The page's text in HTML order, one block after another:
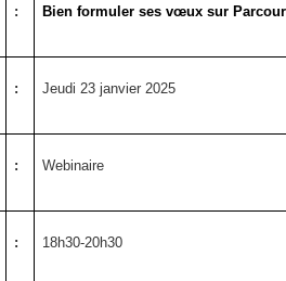
: Bien formuler ses vœux sur
: Jeudi 23 janvier 2025
: Webinaire
: 18h30-20h30